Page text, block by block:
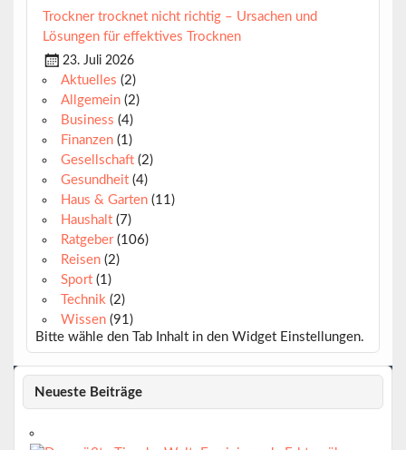
Trockner trocknet nicht richtig – Ursachen und
Lösungen für effektives Trocknen
23. Juli 2026
Aktuelles (2)
Allgemein(2)
Business (4)
Finanzen(1)
Gesellschaft(2)
Gesundheit(4)
Haus & Garten(11)
Haushalt(7)
Ratgeber(106)
Reisen(2)
Sport(1)
Technik(2)
Wissen(91)
Bitte wähle den Tab Inhalt in den Widget Einstellungen.
Neueste Beiträge